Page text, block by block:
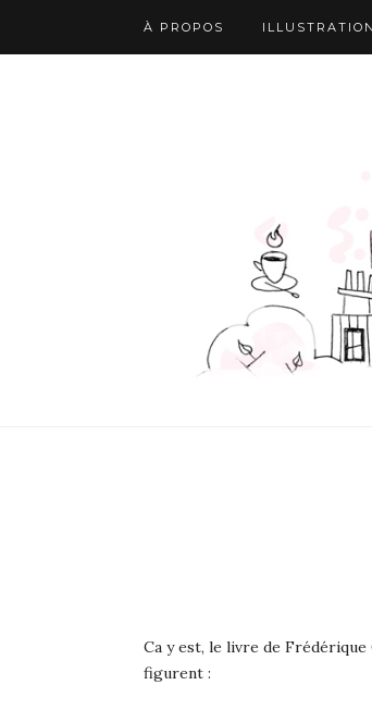
À PROPOS ILLUSTRATION
Ca y est, le livre de
figurent :